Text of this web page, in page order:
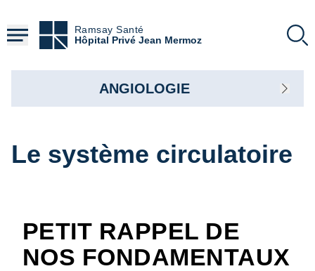
contenu
principal
Ramsay Santé
Hôpital Privé Jean Mermoz
Le système circulatoire
PETIT RAPPEL DE
NOS FONDAMENTAUX
ANGIOLOGIE